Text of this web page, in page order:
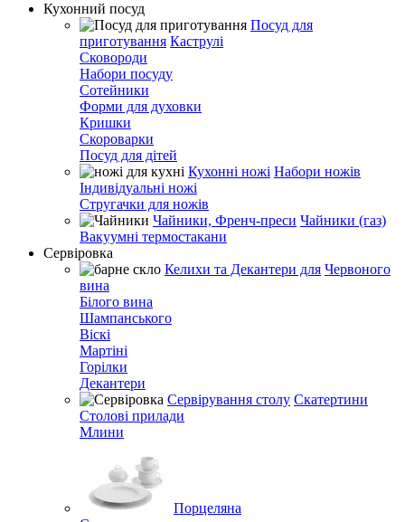
Кухонний посуд
Посуд для
приготування Каструлі
Сковороди
Набори посуду
Сотейники
Форми для духовки
Кришки
Скороварки
Посуд для дітей
Кухонні ножі Набори ножів
Індивідуальні ножі
Стругачки для ножів
Чайники, Френч-преси Чайники (газ)
Вакуумні термостакани
Сервіровка
Келихи та Декантери для Червоного
вина
Білого вина
Шампанського
Віскі
Мартіні
Горілки
Декантери
Сервірування столу Скатертини
Столові прилади
Млини
Порцеляна